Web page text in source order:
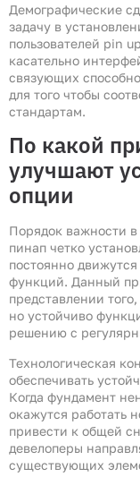
Демографические
задачу в
пользователей pin
касательно
связующих
для того чтобы
стандартам.
По какой
улучшают
опции
Порядок важности
пинап четко
постоянно
функций. Данный
представлении
но устойчиво
решению с
Технологическая
обеспечивать
Когда фундамент
окажутся работать
привести к общей
девелоперы
существующих